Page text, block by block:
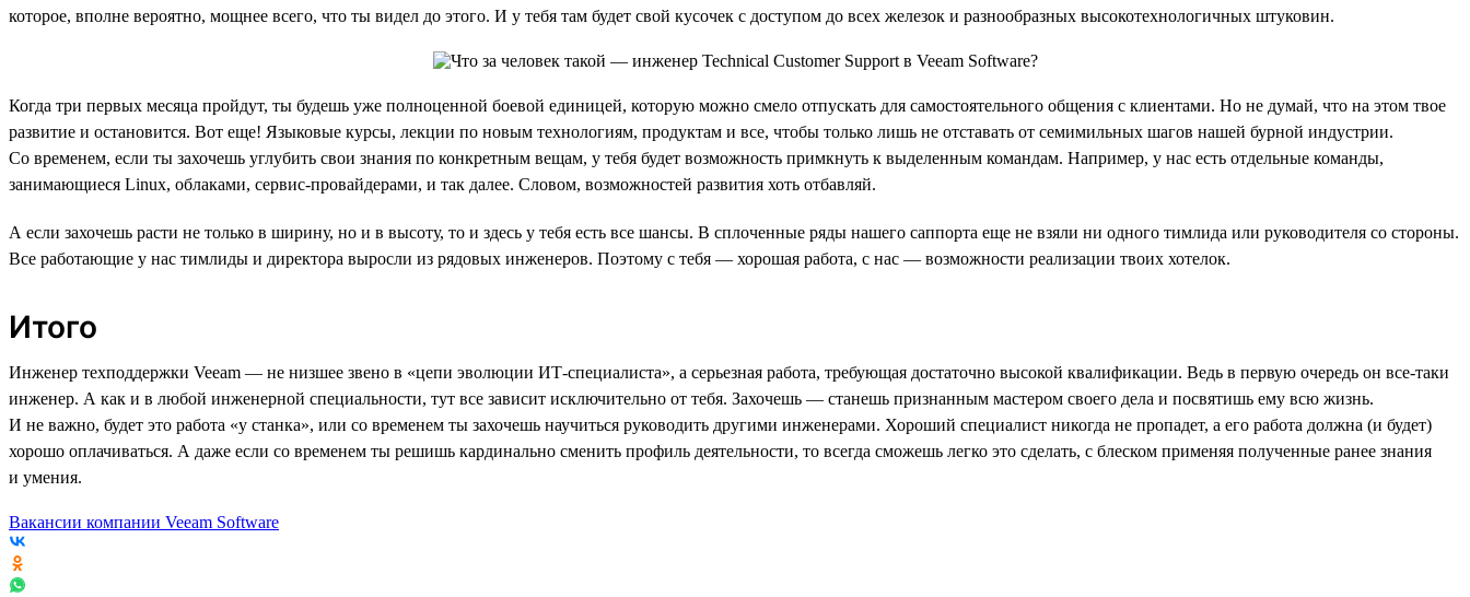
которое, вполне вероятно, мощнее всего, что ты видел до этого. И у тебя там будет свой кусочек с доступом до всех железок и разнообразных высокотехнологичных штуковин.
Когда три первых месяца пройдут, ты будешь уже полноценной боевой единицей, которую можно смело отпускать для самостоятельного общения с клиентами. Но не думай, что на этом твое
развитие и остановится. Вот еще! Языковые курсы, лекции по новым технологиям, продуктам и все, чтобы только лишь не отставать от семимильных шагов нашей бурной индустрии.
Со временем, если ты захочешь углубить свои знания по конкретным вещам, у тебя будет возможность примкнуть к выделенным командам. Например, у нас есть отдельные команды,
занимающиеся Linux, облаками, сервис-провайдерами, и так далее. Словом, возможностей развития хоть отбавляй.
А если захочешь расти не только в ширину, но и в высоту, то и здесь у тебя есть все шансы. В сплоченные ряды нашего саппорта еще не взяли ни одного тимлида или руководителя со стороны.
Все работающие у нас тимлиды и директора выросли из рядовых инженеров. Поэтому с тебя — хорошая работа, с нас — возможности реализации твоих хотелок.
Итого
Инженер техподдержки Veeam — не низшее звено в «цепи эволюции ИТ-специалиста», а серьезная работа, требующая достаточно высокой квалификации. Ведь в первую очередь он все-таки
инженер. А как и в любой инженерной специальности, тут все зависит исключительно от тебя. Захочешь — станешь признанным мастером своего дела и посвятишь ему всю жизнь.
И не важно, будет это работа «у станка», или со временем ты захочешь научиться руководить другими инженерами. Хороший специалист никогда не пропадет, а его работа должна (и будет)
хорошо оплачиваться. А даже если со временем ты решишь кардинально сменить профиль деятельности, то всегда сможешь легко это сделать, с блеском применяя полученные ранее знания
и умения.
Вакансии компании Veeam Software